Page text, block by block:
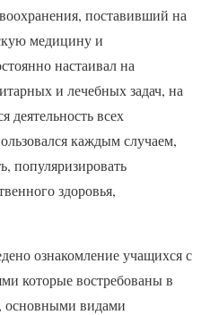
поставивший на
медицину и
настаивал на
и лечебных задач, на
деятельность всех
каждым случаем,
популяризировать
здоровья,
ознакомление учащихся с
которые востребованы в
основными видами